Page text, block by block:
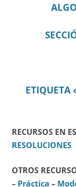
ETIQUETA
RECURSOS EN
RESOLUCIONES
OTROS
– Práctica –